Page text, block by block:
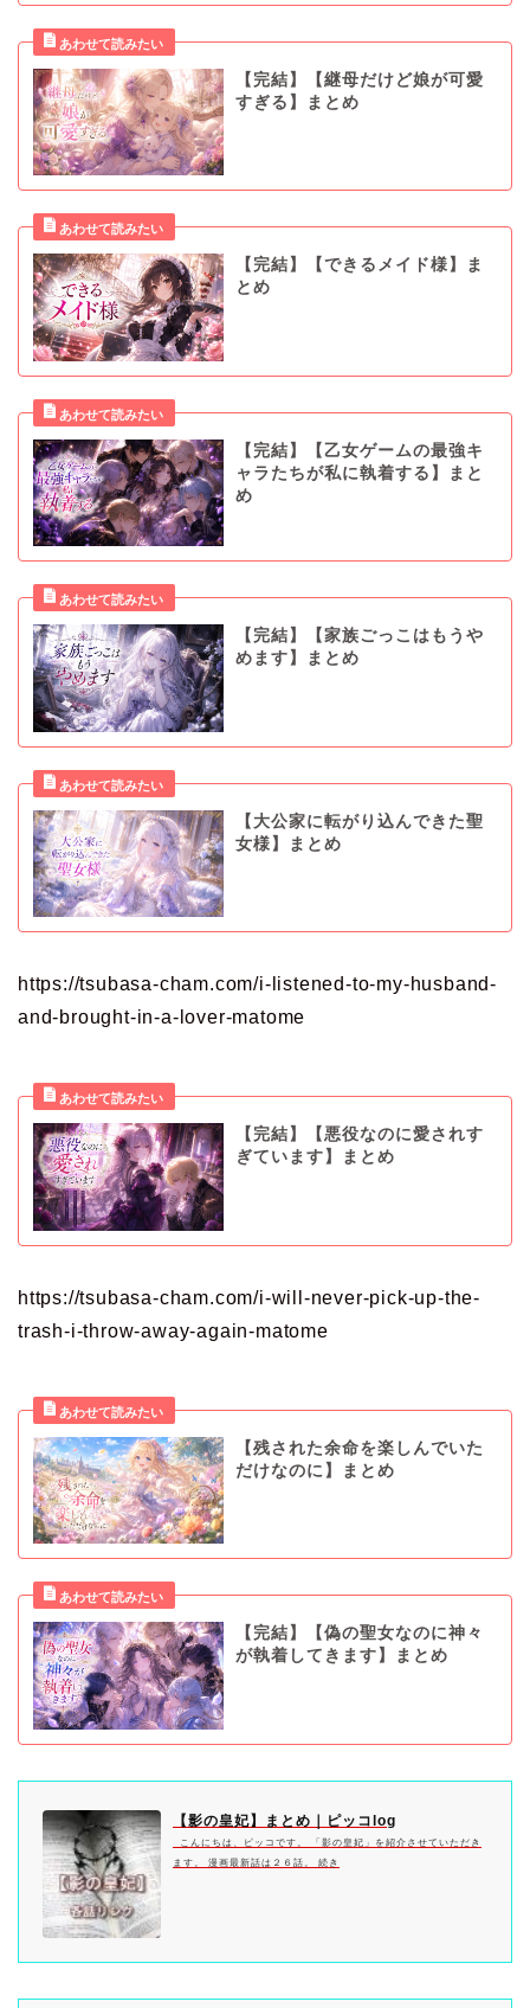
【完結】【継母だけど娘が可愛
すぎる】まとめ
【完結】【できるメイド様】ま
とめ
【完結】【乙女ゲームの最強キ
ャラたちが私に執着する】まと
め
【完結】【家族ごっこはもうや
めます】まとめ
【大公家に転がり込んできた聖
女様】まとめ
https://tsubasa-cham.com/i-listened-to-my-husband-
and-brought-in-a-lover-matome
【完結】【悪役なのに愛されす
ぎています】まとめ
https://tsubasa-cham.com/i-will-never-pick-up-the-
trash-i-throw-away-again-matome
【残された余命を楽しんでいた
だけなのに】まとめ
【完結】【偽の聖女なのに神々
が執着してきます】まとめ
【影の皇妃】まとめ｜ピッコlog
こんにちは、ピッコです。 「影の皇妃」を紹介させていただき
ます。 漫画最新話は２６話。 続き